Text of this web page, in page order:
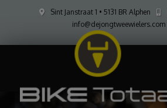
Sint Janstraat 1 • 5131 BR Alphen
info@dejongtweewielers.com